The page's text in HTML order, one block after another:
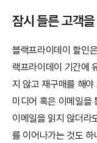
잠시 들른 고객
블랙프라이데이 할인
랙프라이데이 기간에
지 않고 재구매를 해
미디어 혹은 이메일을
이메일을 읽지 않더라
를 이어나가는 것도